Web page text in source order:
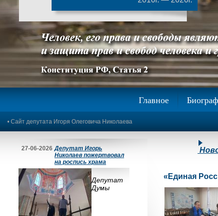
Главное
• Сайт депутата Игоря Олеговича Николаева
27-06-2026 Депутат Игорь
Николаев пожертвовал
на роспись храма
Депутат
Думы
«Единая